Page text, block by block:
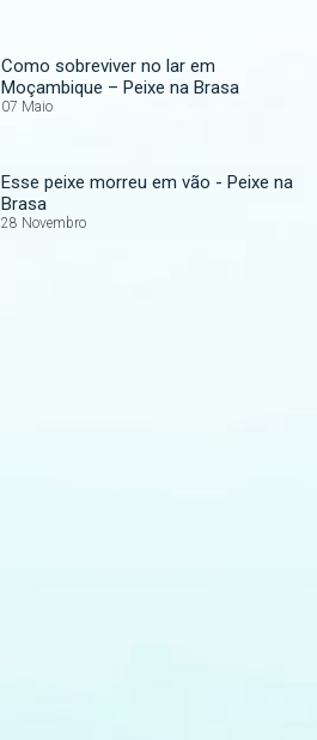
Como sobreviver no lar em
Moçambique – Peixe na Brasa
07 Maio
Esse peixe morreu em vão - Peixe na
Brasa
28 Novembro